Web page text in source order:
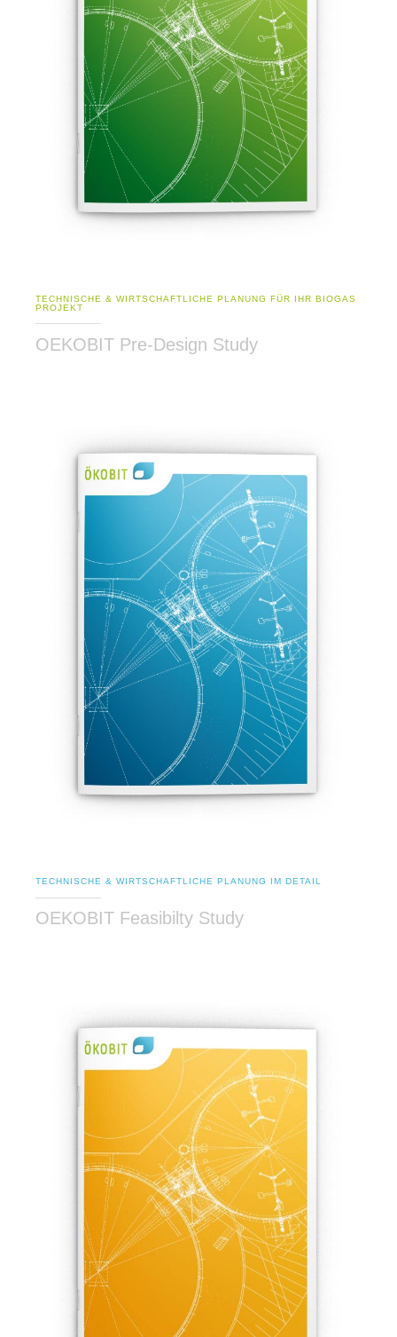
TECHNISCHE & WIRTSCHAFTLICHE PLANUNG FÜR IHR BIOGAS
PROJEKT
OEKOBIT Pre-Design Study
TECHNISCHE & WIRTSCHAFTLICHE PLANUNG IM DETAIL
OEKOBIT Feasibilty Study